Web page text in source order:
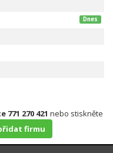
Dnes
771 270 421 nebo stiskněte
firmu